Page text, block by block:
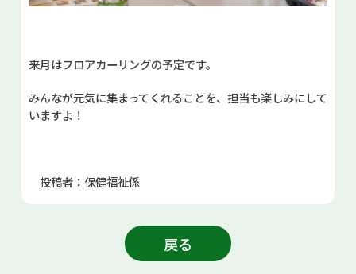
来月はフロアカーリングの予定です。
みんなが元気に集まってくれることを、担当も楽しみにして
いますよ！
投稿者：保健福祉係
戻る